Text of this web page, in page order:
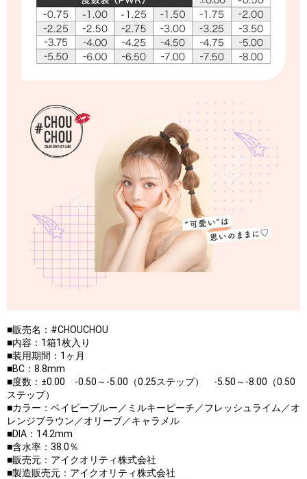
■販売名：#CHOUCHOU
■内容：1箱1枚入り
■装用期間：1ヶ月
■BC：8.8mm
■度数：±0.00 -0.50～-5.00（0.25ステップ） -5.50～-8.00（0.50
ステップ）
■カラー：ベイビーブルー／ミルキーピーチ／フレッシュライム／オ
レンジブラウン／オリーブ／キャラメル
■DIA：14.2mm
■含水率：38.0％
■販売元：アイクオリティ株式会社
■製造販売元：アイクオリティ株式会社